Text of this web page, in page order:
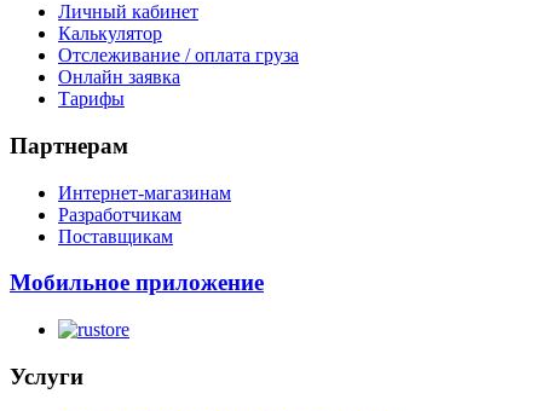
Личный кабинет
Калькулятор
Отслеживание / оплата груза
Онлайн заявка
Тарифы
Партнерам
Интернет-магазинам
Разработчикам
Поставщикам
Мобильное приложение
Услуги